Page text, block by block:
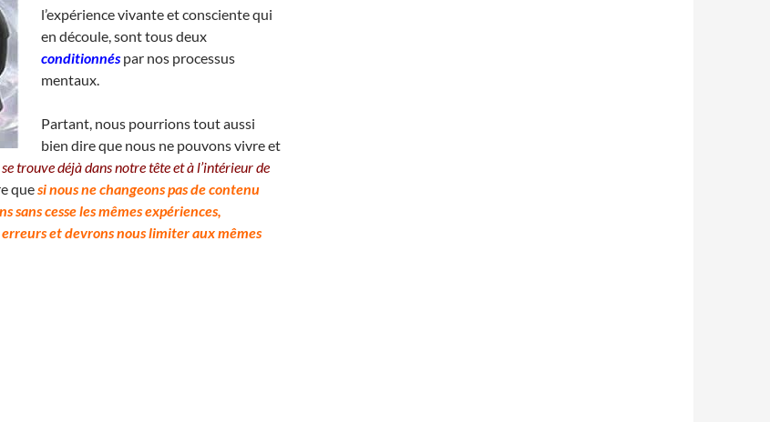
l’expérience vivante et consciente qui
en découle, sont tous deux
conditionnéspar nos processus
mentaux.
Partant, nous pourrions tout aussi
bien dire que nous ne pouvons vivre et
trouve déjà dans notre tête et à l’intérieur de
quesi nous ne changeons pas de contenu
sans cesse les mêmes expériences,
et devrons nous limiter aux mêmes